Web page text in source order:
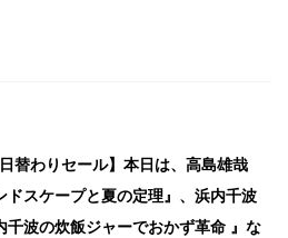
替わりセール】本日は、高島雄哉
ドスケープと夏の定理』、浜内千波
千波の炊飯ジャーでおかず革命 』な